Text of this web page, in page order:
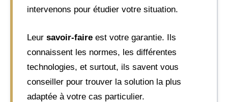
intervenons pour étudier votre situation.
Leur savoir-faire est votre garantie. Ils
connaissent les normes, les différentes
technologies, et surtout, ils savent vous
conseiller pour trouver la solution la plus
adaptée à votre cas particulier.